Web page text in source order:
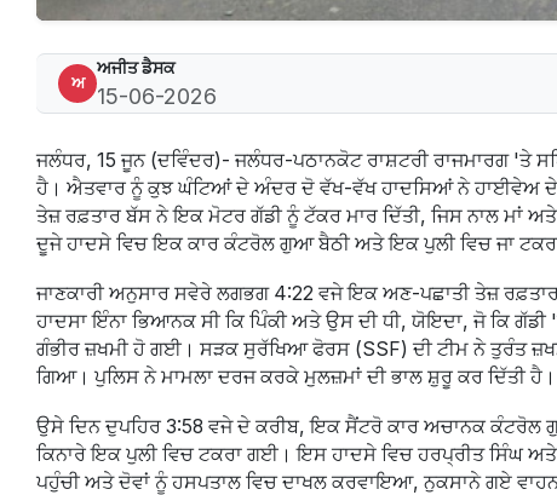
ਅ
ਅਜੀਤ ਡੈਸਕ
15-06-2026
ਜਲੰਧਰ, 15 ਜੂਨ (ਦਵਿੰਦਰ)- ਜਲੰਧਰ-ਪਠਾਨਕੋਟ ਰਾਸ਼ਟਰੀ ਰਾਜਮਾਰਗ 'ਤੇ
ਹੈ। ਐਤਵਾਰ ਨੂੰ ਕੁਝ ਘੰਟਿਆਂ ਦੇ ਅੰਦਰ ਦੋ ਵੱਖ-ਵੱਖ ਹਾਦਸਿਆਂ ਨੇ ਹਾਈਵੇਅ ਦੇ
ਤੇਜ਼ ਰਫ਼ਤਾਰ ਬੱਸ ਨੇ ਇਕ ਮੋਟਰ ਗੱਡੀ ਨੂੰ ਟੱਕਰ ਮਾਰ ਦਿੱਤੀ, ਜਿਸ ਨਾਲ ਮਾਂ
ਦੂਜੇ ਹਾਦਸੇ ਵਿਚ ਇਕ ਕਾਰ ਕੰਟਰੋਲ ਗੁਆ ਬੈਠੀ ਅਤੇ ਇਕ ਪੁਲੀ ਵਿਚ ਜਾ
ਜਾਣਕਾਰੀ ਅਨੁਸਾਰ ਸਵੇਰੇ ਲਗਭਗ 4:22 ਵਜੇ ਇਕ ਅਣ-ਪਛਾਤੀ ਤੇਜ਼
ਹਾਦਸਾ ਇੰਨਾ ਭਿਆਨਕ ਸੀ ਕਿ ਪਿੰਕੀ ਅਤੇ ਉਸ ਦੀ ਧੀ, ਯੋਇਦਾ, ਜੋ ਕਿ
ਗੰਭੀਰ ਜ਼ਖਮੀ ਹੋ ਗਈ। ਸੜਕ ਸੁਰੱਖਿਆ ਫੋਰਸ (SSF) ਦੀ ਟੀਮ ਨੇ ਤੁਰੰਤ
ਗਿਆ। ਪੁਲਿਸ ਨੇ ਮਾਮਲਾ ਦਰਜ ਕਰਕੇ ਮੁਲਜ਼ਮਾਂ ਦੀ ਭਾਲ ਸ਼ੁਰੂ ਕਰ ਦਿੱਤੀ ਹੈ।
ਉਸੇ ਦਿਨ ਦੁਪਹਿਰ 3:58 ਵਜੇ ਦੇ ਕਰੀਬ, ਇਕ ਸੈਂਟਰੋ ਕਾਰ ਅਚਾਨਕ
ਕਿਨਾਰੇ ਇਕ ਪੁਲੀ ਵਿਚ ਟਕਰਾ ਗਈ। ਇਸ ਹਾਦਸੇ ਵਿਚ ਹਰਪ੍ਰੀਤ ਸਿੰਘ
ਪਹੁੰਚੀ ਅਤੇ ਦੋਵਾਂ ਨੂੰ ਹਸਪਤਾਲ ਵਿਚ ਦਾਖਲ ਕਰਵਾਇਆ, ਨੁਕਸਾਨੇ ਗਏ